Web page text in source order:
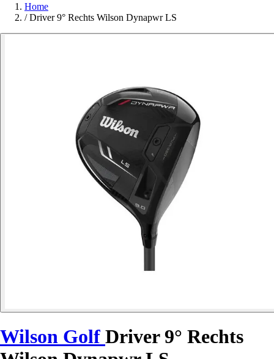
Home
/ Driver 9° Rechts Wilson Dynapwr LS
Wilson Golf Driver 9° Rechts